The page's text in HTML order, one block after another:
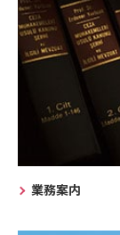
業務案内